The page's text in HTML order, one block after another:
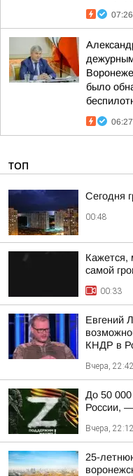
07:26
было
06:27
ТОП
Сегодня
00:48
Кажется,
самой
00:33
Евгений
КНДР в
Вчера, 22:42
До 50
России,
Вчера, 22:12
25-